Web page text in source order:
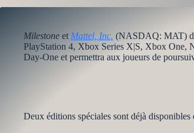
Milestone et Mattel, Inc. (NASDAQ: MAT)
PlayStation 4, Xbox Series X|S, Xbox One,
Day-One et permettra aux joueurs de
Deux éditions spéciales sont déjà